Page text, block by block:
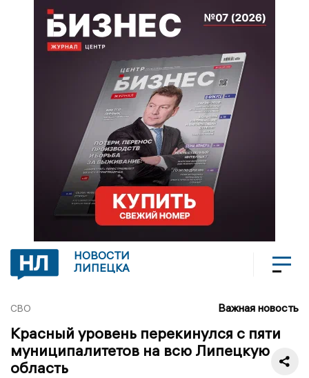
НОВОСТИ
ЛИПЕЦКА
СВО Важная новость
Красный уровень перекинулся с пяти
муниципалитетов на всю Липецкую
область